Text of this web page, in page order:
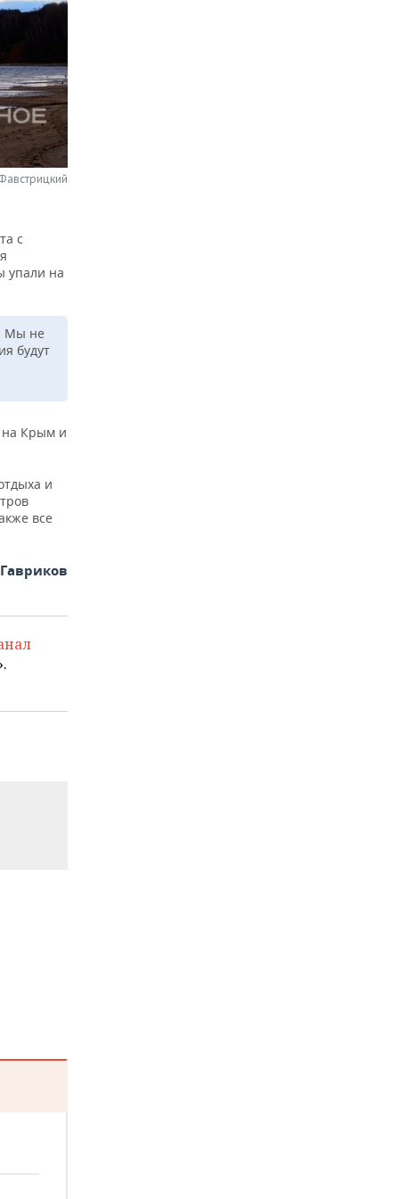
с
упали на
Мы не
будут
на Крым и
и
все